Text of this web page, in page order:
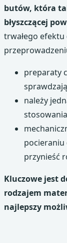
butów, która
błyszczącej
trwałego
preparaty
należy
pocieraniu
przynieść
Kluczowe jest
rodzajem
najlepszy